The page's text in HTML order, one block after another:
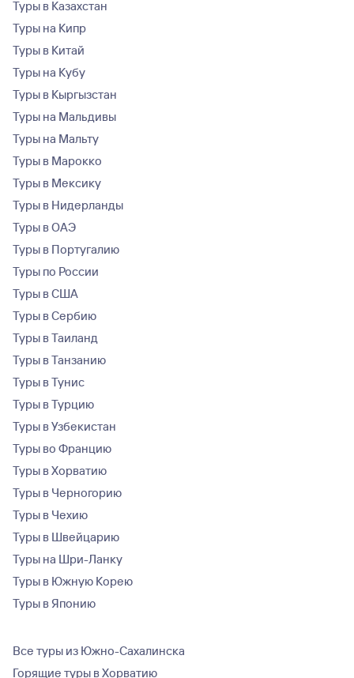
Туры в Казахстан
Туры на Кипр
Туры в Китай
Туры на Кубу
Туры в Кыргызстан
Туры на Мальдивы
Туры на Мальту
Туры в Марокко
Туры в Мексику
Туры в Нидерланды
Туры в ОАЭ
Туры в Португалию
Туры по России
Туры в США
Туры в Сербию
Туры в Таиланд
Туры в Танзанию
Туры в Тунис
Туры в Турцию
Туры в Узбекистан
Туры во Францию
Туры в Хорватию
Туры в Черногорию
Туры в Чехию
Туры в Швейцарию
Туры на Шри-Ланку
Туры в Южную Корею
Туры в Японию
Все туры из Южно-Сахалинска
Горящие туры в Хорватию